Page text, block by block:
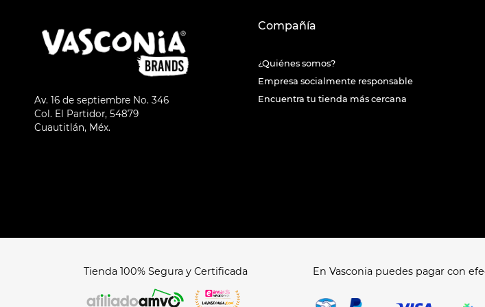
Av. 16 de septiembre No. 346
Col. El Partidor, 54879
Cuautitlán, Méx.
Compañía
¿Quiénes somos?
Empresa socialmente responsable
Encuentra tu tienda más cercana
Tienda 100% Segura y Certificada En Vasconia puedes pagar con